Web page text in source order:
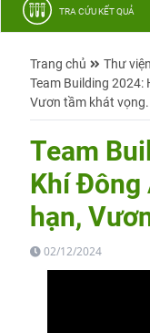
TRA CỨU KẾT QUẢ
Trang chủ
Thư
Team Building 2024:
Vươn tầm khát vọng.
Team
Khí Đông
hạn,
02/12/2024